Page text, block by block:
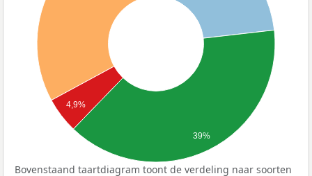
4,9%
39%
Bovenstaand taartdiagram toont de verdeling naar soorten